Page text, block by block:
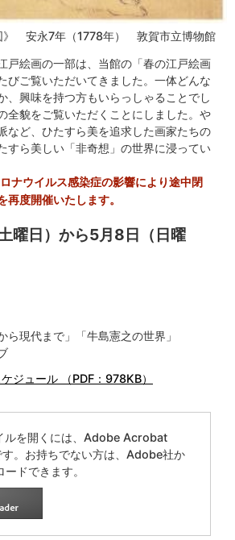
安永7年（1778年） 敦賀市立博物館
戸絵画の一部は、当館の「春の江戸絵画
びご覧いただいてきました。一体どんな
、興味を持つ方もいらっしゃることでし
全貌をご覧いただくことにしました。や
など、ひたすら美を追求した画家たちの
すら美しい「非奇想」の世界に浸ってい
ナウイルス感染症の影響により途中閉
再度開催いたします。
曜日）から5月8日（日曜
ら現代まで」「牛島憲之の世界」
ジュール （PDF：978KB）
ルを開くには、Adobe Acrobat
。お持ちでない方は、Adobe社か
ドできます。